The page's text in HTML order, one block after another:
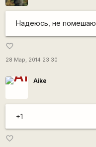
Надеюсь, не помешаю
favorite_border
28 Мар, 2014 23:30
Aike
+1
favorite_border